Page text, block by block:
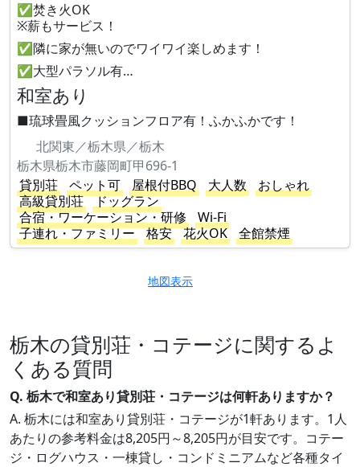
✅焚き火OK
※薪もサービス！
✅隣に家が無いのでワイワイ楽しめます！
✅大型パラソル有…
和室あり
■琉球畳風クッションフロア有！ふかふかです！
北関東／栃木県／栃木
栃木県栃木市藤岡町甲696-1
貸別荘
ペット可 屋根付BBQ 大人数
おしゃれ
高級貸別荘
ドッグラン
合宿・ワーケーション・研修
Wi-Fi
子連れ・ファミリー
格安 花火OK 全館禁煙
地図表示
栃木の貸別荘・コテージに関するよ
くある質問
Q. 栃木で和室あり貸別荘・コテージは何軒ありますか？
A. 栃木には和室あり貸別荘・コテージが1軒あります。1人
あたりの参考料金は8,205円～8,205円が目安です。コテー
ジ・ログハウス・一棟貸し・コンドミニアムなど各種タイ